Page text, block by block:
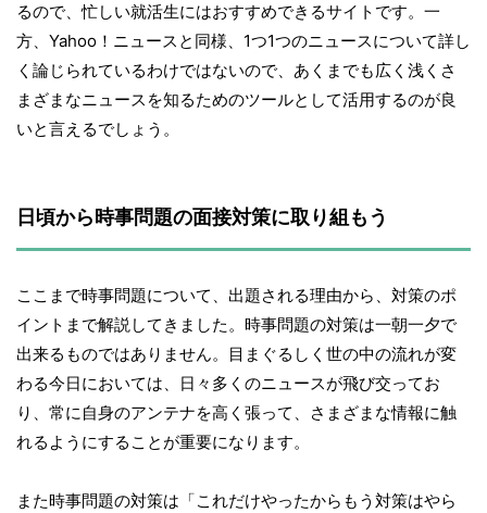
るので、忙しい就活生にはおすすめできるサイトです。一
方、Yahoo！ニュースと同様、1つ1つのニュースについて詳し
く論じられているわけではないので、あくまでも広く浅くさ
まざまなニュースを知るためのツールとして活用するのが良
いと言えるでしょう。
日頃から時事問題の面接対策に取り組もう
ここまで時事問題について、出題される理由から、対策のポ
イントまで解説してきました。時事問題の対策は一朝一夕で
出来るものではありません。目まぐるしく世の中の流れが変
わる今日においては、日々多くのニュースが飛び交ってお
り、常に自身のアンテナを高く張って、さまざまな情報に触
れるようにすることが重要になります。
また時事問題の対策は「これだけやったからもう対策はやら